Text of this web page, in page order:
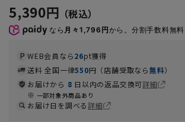
5,390円
なら 月々1,796円から。分割手数料無料
WEB会員なら26pt獲得
送料 全国一律550円（店舗受取なら無料）
お届けから 8 日以内の返品交換可詳細
一部対象外商品あり
お届け日を調べる詳細